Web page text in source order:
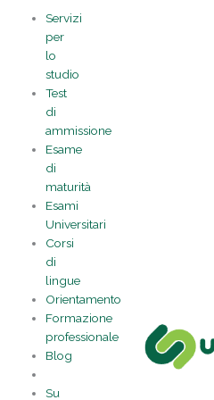
contenuto
Servizi
per
lo
studio
Test
di
ammissione
Esame
di
maturità
Esami
Universitari
Corsi
di
lingue
Orientamento
Formazione
professionale
Blog
Su